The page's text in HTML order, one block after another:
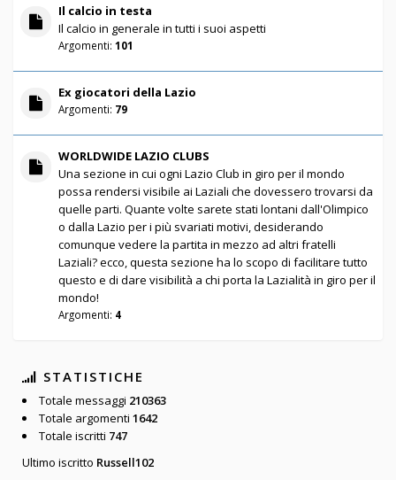
Il calcio in testa
Il calcio in generale in tutti i suoi aspetti
Argomenti: 101
Ex giocatori della Lazio
Argomenti: 79
WORLDWIDE LAZIO CLUBS
Una sezione in cui ogni Lazio Club in giro per il mondo
possa rendersi visibile ai Laziali che dovessero trovarsi da
quelle parti. Quante volte sarete stati lontani dall'Olimpico
o dalla Lazio per i più svariati motivi, desiderando
comunque vedere la partita in mezzo ad altri fratelli
Laziali? ecco, questa sezione ha lo scopo di facilitare tutto
questo e di dare visibilità a chi porta la Lazialità in giro per il
mondo!
Argomenti: 4
STATISTICHE
Totale messaggi 210363
Totale argomenti 1642
Totale iscritti 747
Ultimo iscritto Russell102